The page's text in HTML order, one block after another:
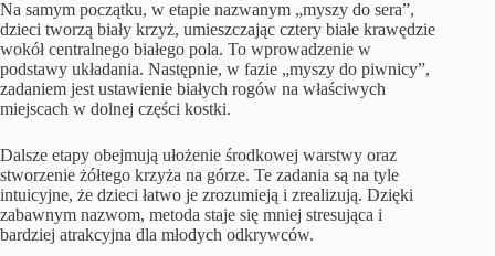
Na samym początku, w etapie nazwanym „myszy do sera”,
dzieci tworzą biały krzyż, umieszczając cztery białe krawędzie
wokół centralnego białego pola. To wprowadzenie w
podstawy układania. Następnie, w fazie „myszy do piwnicy”,
zadaniem jest ustawienie białych rogów na właściwych
miejscach w dolnej części kostki.
Dalsze etapy obejmują ułożenie środkowej warstwy oraz
stworzenie żółtego krzyża na górze. Te zadania są na tyle
intuicyjne, że dzieci łatwo je zrozumieją i zrealizują. Dzięki
zabawnym nazwom, metoda staje się mniej stresująca i
bardziej atrakcyjna dla młodych odkrywców.